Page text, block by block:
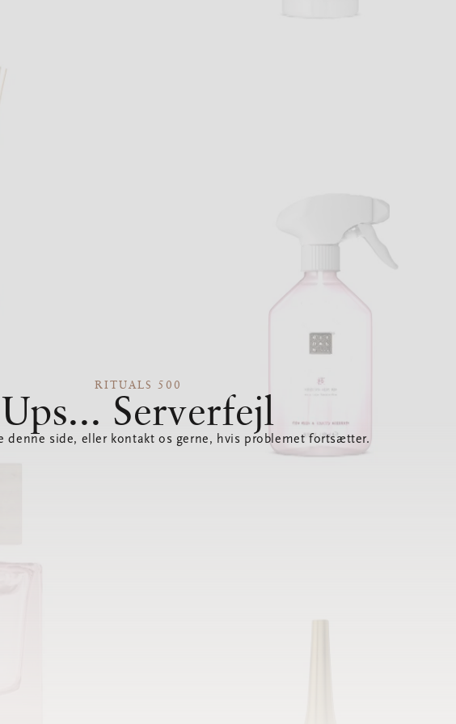
RITUALS 500
Ups... Serverfejl
denne side, eller kontakt os gerne, hvis problemet fortsætter.